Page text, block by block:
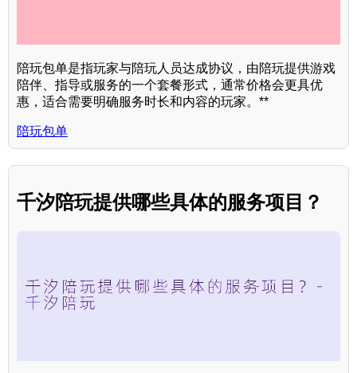
陪玩包单是指玩家与陪玩人员达成协议，由陪玩提供游戏
陪伴、指导或服务的一个套餐形式，通常价格会更具优
惠，适合需要明确服务时长和内容的玩家。**
陪玩包单
千汐陪玩提供哪些具体的服务项目？